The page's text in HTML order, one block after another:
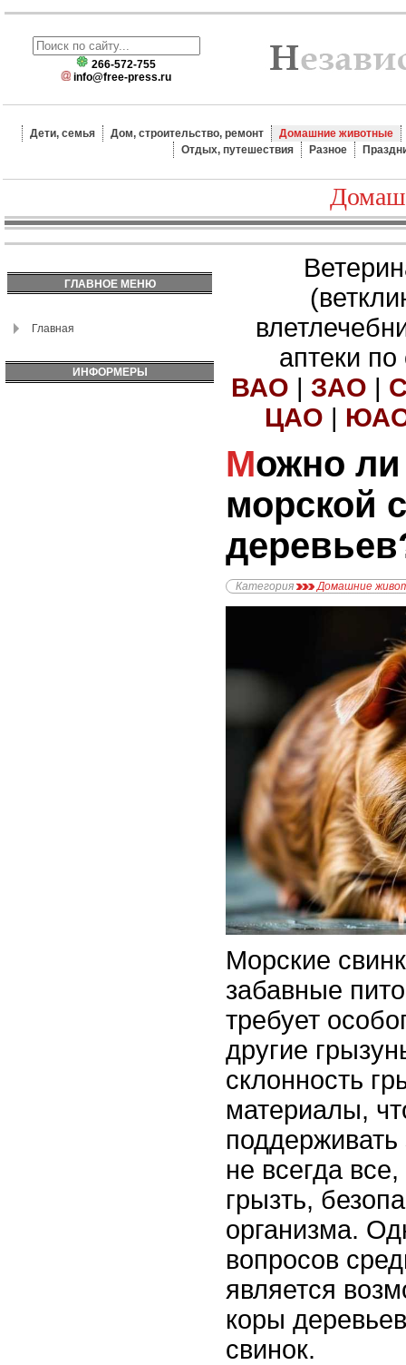
266-572-755
info@free-press.ru
Дети, семья Дом, строительство, ремонт
Домашние животные
Отдых, путешествия
Разное
ГЛАВНОЕ МЕНЮ
Главная
ИНФОРМЕРЫ
аптеки
ВАО | ЗАО |
ЦАО |
Можно ли давать
морской
Категория Домашние
Морские
забавные
требует
другие
склонность
материалы,
не всегда
грызть,
организма.
вопросов
является
коры
свинок.